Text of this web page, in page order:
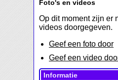
Foto's en videos
Op dit moment zijn er
videos doorgegeven.
Geef een foto door
Geef een video
Informatie